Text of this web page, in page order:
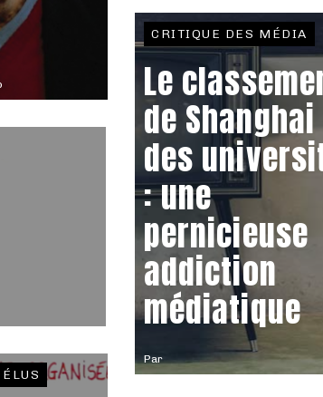
Par
CRITIQUE DES MÉDIA
Le
de Shanghai
des
: une
pernicieuse
addiction
médiatique